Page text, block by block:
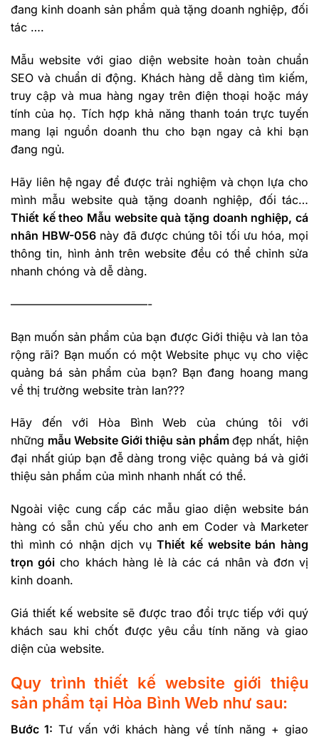
đang kinh doanh sản phẩm quà tặng doanh nghiệp, đối
tác ….
Mẫu website với giao diện website hoàn toàn chuẩn
SEO và chuẩn di động. Khách hàng dễ dàng tìm kiếm,
truy cập và mua hàng ngay trên điện thoại hoặc máy
tính của họ. Tích hợp khả năng thanh toán trực tuyến
mang lại nguồn doanh thu cho bạn ngay cả khi bạn
đang ngủ.
Hãy liên hệ ngay để được trải nghiệm và chọn lựa cho
mình mẫu website quà tặng doanh nghiệp, đối tác…
Thiết kế theo Mẫu website quà tặng doanh nghiệp, cá
nhân HBW-056này đã được chúng tôi tối ưu hóa, mọi
thông tin, hình ảnh trên website đều có thể chỉnh sửa
nhanh chóng và dễ dàng.
————————————-
Bạn muốn sản phẩm của bạn được Giới thiệu và lan tỏa
rộng rãi? Bạn muốn có một Website phục vụ cho việc
quảng bá sản phẩm của bạn? Bạn đang hoang mang
về thị trường website tràn lan???
Hãy đến với Hòa Bình Web của chúng tôi với
những mẫu Website Giới thiệu sản phẩm đẹp nhất, hiện
đại nhất giúp bạn đễ dàng trong việc quảng bá và giới
thiệu sản phẩm của mình nhanh nhất có thể.
Ngoài việc cung cấp các mẫu giao diện website bán
hàng có sẵn chủ yếu cho anh em Coder và Marketer
thì mình có nhận dịch vụThiết kế website bán hàng
trọn gói cho khách hàng lẻ là các cá nhân và đơn vị
kinh doanh.
Giá thiết kế website sẽ được trao đổi trực tiếp với quý
khách sau khi chốt được yêu cầu tính năng và giao
diện của website.
Quy trình thiết kế website giới thiệu
sản phẩm tại Hòa Bình Web như sau:
Bước 1: Tư vấn với khách hàng về tính năng + giao